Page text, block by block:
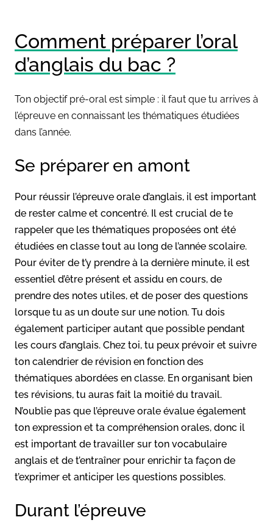
Comment préparer l’oral
d’anglais du bac ?
Ton objectif pré-oral est simple : il faut que tu arrives à
l’épreuve en connaissant les thématiques étudiées
dans l’année.
Se préparer en amont
Pour réussir l’épreuve orale d’anglais, il est important
de rester calme et concentré. Il est crucial de te
rappeler que les thématiques proposées ont été
étudiées en classe tout au long de l’année scolaire.
Pour éviter de t’y prendre à la dernière minute, il est
essentiel d’être présent et assidu en cours, de
prendre des notes utiles, et de poser des questions
lorsque tu as un doute sur une notion. Tu dois
également participer autant que possible pendant
les cours d’anglais. Chez toi, tu peux prévoir et suivre
ton calendrier de révision en fonction des
thématiques abordées en classe. En organisant bien
tes révisions, tu auras fait la moitié du travail.
N’oublie pas que l’épreuve orale évalue également
ton expression et ta compréhension orales, donc il
est important de travailler sur ton vocabulaire
anglais et de t’entraîner pour enrichir ta façon de
t’exprimer et anticiper les questions possibles.
Durant l’épreuve